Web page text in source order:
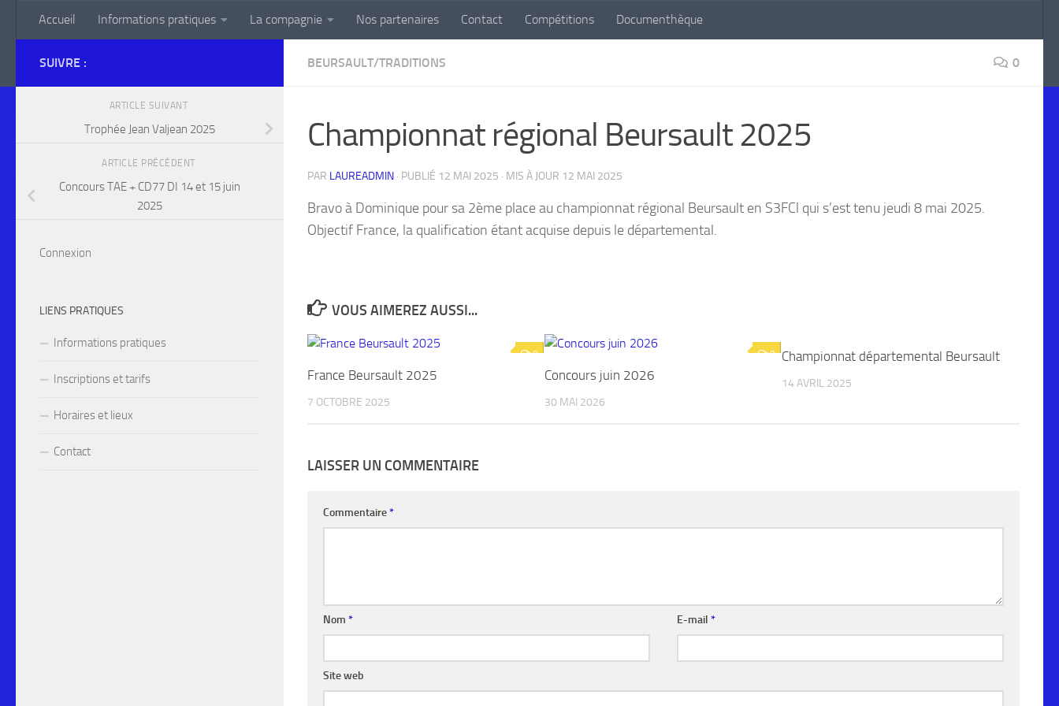
Skip to content
Accueil Informations pratiques La compagnie Nos partenaires Contact Compétitions Documenthèque
BEURSAULT/TRADITIONS 0
Championnat régional Beursault 2025
PAR LAUREADMIN · PUBLIÉ 12 MAI 2025 · MIS À JOUR 12 MAI 2025
Bravo à Dominique pour sa 2ème place au championnat régional Beursault en S3FCl qui s’est tenu jeudi 8 mai 2025.
Objectif France, la qualification étant acquise depuis le départemental.
VOUS AIMEREZ AUSSI...
0
France Beursault 2025
7 OCTOBRE 2025
0
Concours juin 2026
30 MAI 2026
Championnat départemental Beursault
14 AVRIL 2025
LAISSER UN COMMENTAIRE
Commentaire*
Nom * E-mail*
Site web
SUIVRE :
ARTICLE SUIVANT
Trophée Jean Valjean 2025
ARTICLE PRÉCÉDENT
Concours TAE + CD77 DI 14 et 15 juin
2025
Connexion
LIENS PRATIQUES
Informations pratiques
Inscriptions et tarifs
Horaires et lieux
Contact